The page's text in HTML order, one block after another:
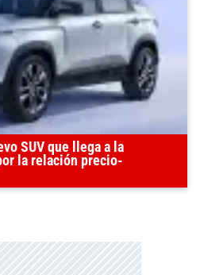
SUV que llega a la
la relación precio-